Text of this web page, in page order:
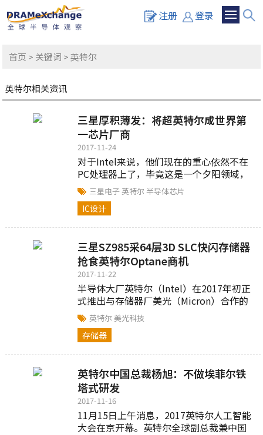
注册 登录
首页 > 关键词 > 英特尔
英特尔相关资讯
三星厚积薄发：将超英特尔成世界第
一芯片厂商
2017-11-24
对于Intel来说，他们现在的重心依然不在
PC处理器上了，毕竟这是一个夕阳领域，
利润和收益都已经很有限了，这也是为什
么他们要大刀阔斧的向无人驾驶汽车领域
转。 据BusinessKorea报道称，三星电子
Intel（610亿美元）成为世界第一大半导体
厂商。
三星电子 英特尔半导体芯片
IC设计
三星SZ985采64层3D SLC快闪存储器
抢食英特尔Optane商机
2017-11-22
半导体大厂英特尔（Intel）在2017年初正
式推出与存储器厂美光（Micron）合作的
3D XPoint快闪存储器，并将其用在英特尔
的Optane系列产品，协助过去运用传统硬
盘开机的电脑，大幅缩减开机时间。
英特尔 美光科技
存储器
英特尔中国总裁杨旭：不做埃菲尔铁
塔式研发
2017-11-16
11月15日上午消息，2017英特尔人工智能
大会在京开幕。英特尔全球副总裁兼中国